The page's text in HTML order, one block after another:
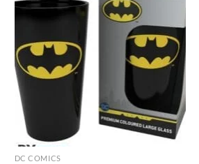
DC COMICS